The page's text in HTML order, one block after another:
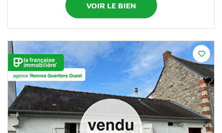
VOIR LE BIEN